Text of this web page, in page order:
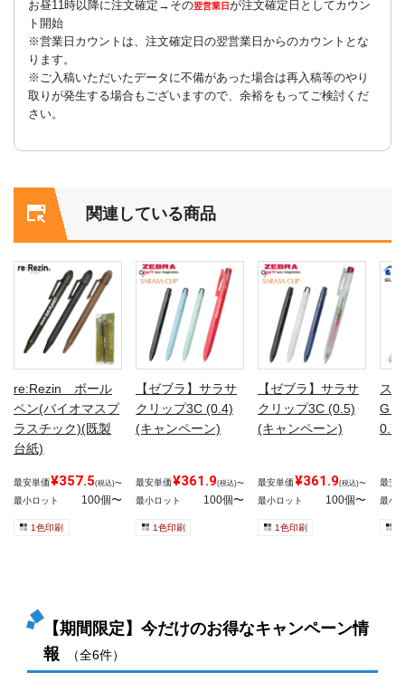
お昼11時以降に注文確定→その翌営業日が注文確定日としてカウン
ト開始
※営業日カウントは、注文確定日の翌営業日からのカウントとな
ります。
※ご入稿いただいたデータに不備があった場合は再入稿等のやり
取りが発生する場合もございますので、余裕をもってご検討くだ
さい。
関連している商品
re:Rezin ボール
ペン(バイオマスプ
ラスチック)(既製
台紙)
最安単価¥357.5(税込)〜
最小ロット 100個〜
1色印刷
【ゼブラ】サラサ
クリップ3C (0.4)
(キャンペーン)
最安単価¥361.9(税込)〜
最小ロット 100個〜
1色印刷
【ゼブラ】サラサ
クリップ3C (0.5)
(キャンペーン)
最安単価¥361.9(税込)〜
最小ロット 100個〜
1色印刷
ス
G 4
最安
最小
【期間限定】今だけのお得なキャンペーン情
報
（全6件）